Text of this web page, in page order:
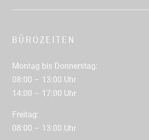
BÜROZEITEN
Montag bis Donnerstag:
08:00 – 13:00 Uhr
14:00 – 17:00 Uhr
Freitag:
08:00 – 13:00 Uhr